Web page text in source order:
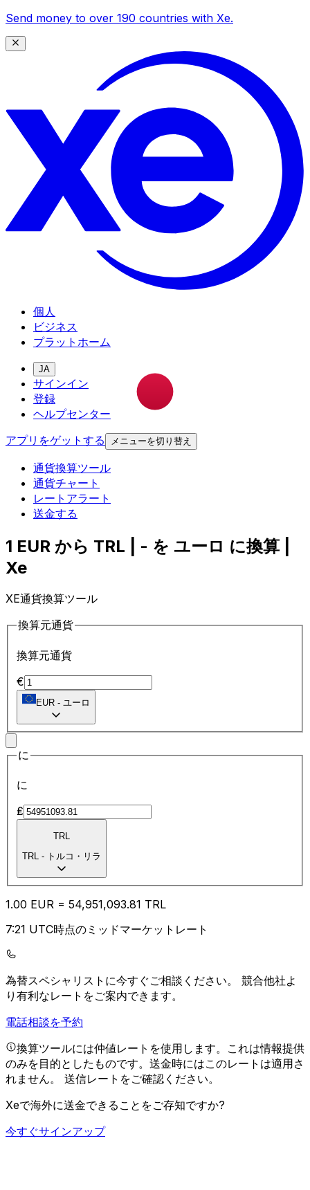
Send money to over 190 countries with Xe.
個人
ビジネス
プラットホーム
JA
サインイン
登録
ヘルプセンター
アプリをゲットする
メニューを切り替え
通貨換算ツール
通貨チャート
レートアラート
送金する
1 EUR から TRL | - を ユーロ に換算 |
Xe
XE通貨換算ツール
換算元通貨
換算元通貨
€
EUR - ユーロ
に
に
₤
TRL
TRL - トルコ・リラ
1.00 EUR = 54,951,093.81 TRL
7:21 UTC時点のミッドマーケットレート
為替スペシャリストに今すぐご相談ください。 競合他社よ
り有利なレートをご案内できます。
電話相談を予約
換算ツールには仲値レートを使用します。これは情報提供
のみを目的としたものです。送金時にはこのレートは適用さ
れません。 送信レートをご確認ください。
Xeで海外に送金できることをご存知ですか?
今すぐサインアップ